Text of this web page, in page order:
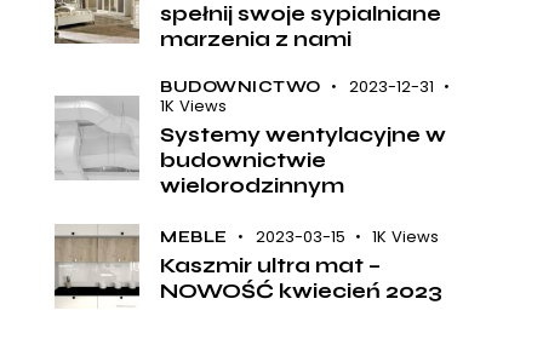
spełnij swoje sypialniane
marzenia z nami
BUDOWNICTWO
2023-12-31
1K Views
Systemy wentylacyjne w
budownictwie
wielorodzinnym
MEBLE 2023-03-15 1K Views
Kaszmir ultra mat –
NOWOŚĆ kwiecień 2023